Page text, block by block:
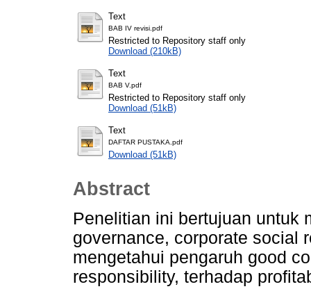
Text
BAB IV revisi.pdf
Restricted to Repository staff only
Download (210kB)
Text
BAB V.pdf
Restricted to Repository staff only
Download (51kB)
Text
DAFTAR PUSTAKA.pdf
Download (51kB)
Abstract
Penelitian ini bertujuan untuk
governance, corporate social
mengetahui pengaruh good
responsibility, terhadap